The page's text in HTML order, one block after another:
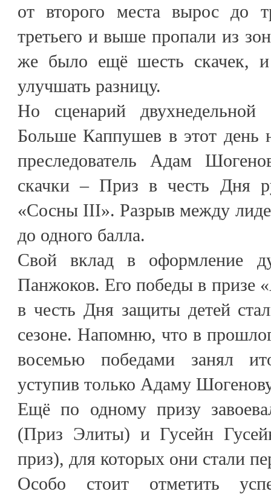
от второго места вырос до
третьего и выше пропали из
же было ещё шесть скачек,
улучшать разницу.
Но сценарий двухнедельной
Больше Каппушев в этот день
преследователь Адам
скачки – Приз в честь Дня
«Сосны III». Разрыв между
до одного балла.
Свой вклад в оформление
Панжоков. Его победы в призе
в честь Дня защиты детей
сезоне. Напомню, что в
восемью победами занял
уступив только Адаму
Ещё по одному призу
(Приз Элиты) и Гусейн
приз), для которых они стали
Особо стоит отметить